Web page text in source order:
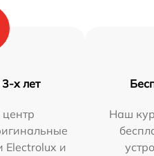
х лет
Electrolux и
Наш